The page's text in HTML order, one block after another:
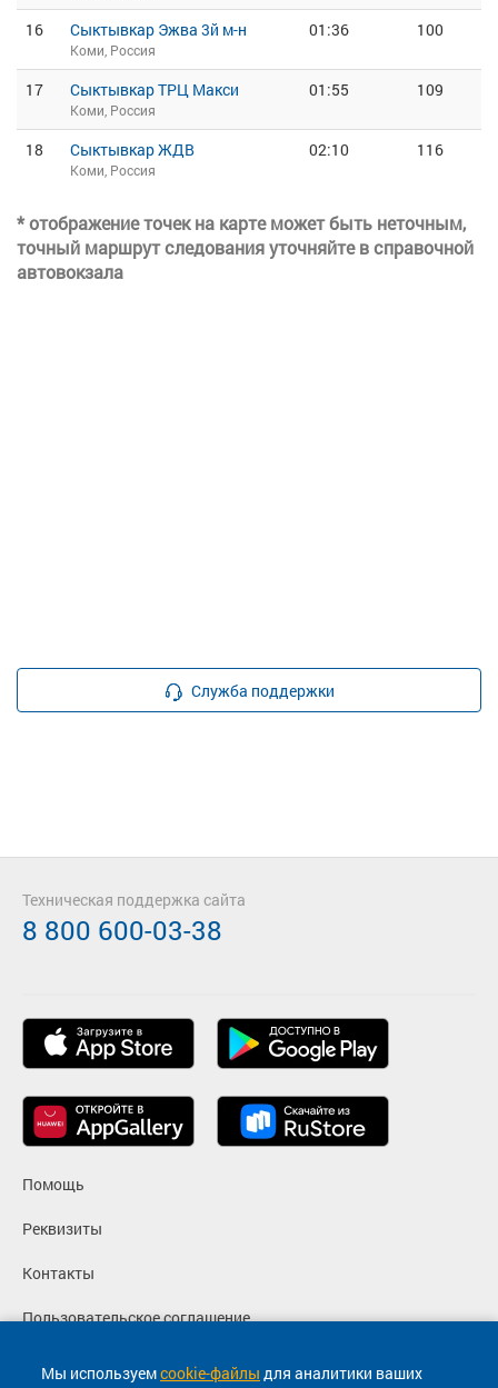
16 Сыктывкар Эжва 3й м-н
Коми, Россия
01:36 100
17 Сыктывкар ТРЦ Макси
Коми, Россия
01:55 109
18 Сыктывкар ЖДВ
Коми, Россия
02:10 116
* отображение точек на карте может быть неточным,
точный маршрут следования уточняйте в справочной
автовокзала
Служба поддержки
Мы используемcookie-файлы для аналитики ваших
Помощь
Реквизиты
Контакты
Пользовательское соглашение
Политика конфиденциальности
Техническая поддержка сайта
8 800 600-03-38